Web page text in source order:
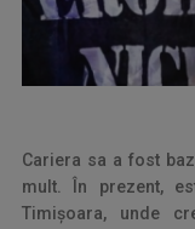
Cariera sa a fost
mult. În prezent,
Timișoara, unde